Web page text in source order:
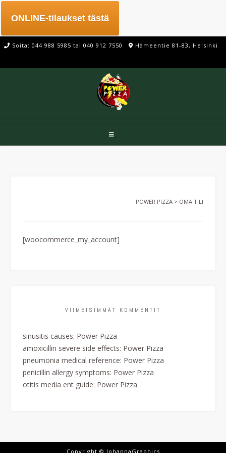
ONLINE-tilaukset tästä
Soita: 044 988 5985 tai 040 912 7550 Hämeentie 81-83, Helsinki
POWER PIZZA > OMA TILI
[woocommerce_my_account]
VIIMEISIMMÄT KOMMENTIT
sinusitis causes: Power Pizza
amoxicillin severe side effects: Power Pizza
pneumonia medical reference: Power Pizza
penicillin allergy symptoms: Power Pizza
otitis media ent guide: Power Pizza
Copyright © JohannaGraphics